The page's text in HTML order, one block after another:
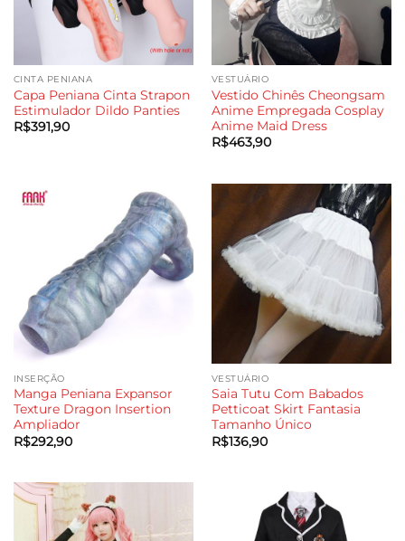
CINTA PENIANA
Capa Peniana Cinta Strapon
Estimulador Dildo Panties
R$391,90
VESTUÁRIO
Vestido Chinês Cheongsam
Anime Empregada Cosplay
Anime Maid Dress
R$463,90
INSERÇÃO
Manga Peniana Expansor
Texture Dragon Insertion
Ampliador
R$292,90
VESTUÁRIO
Saia Tutu Com Babados
Petticoat Skirt Fantasia
Tamanho Único
R$136,90